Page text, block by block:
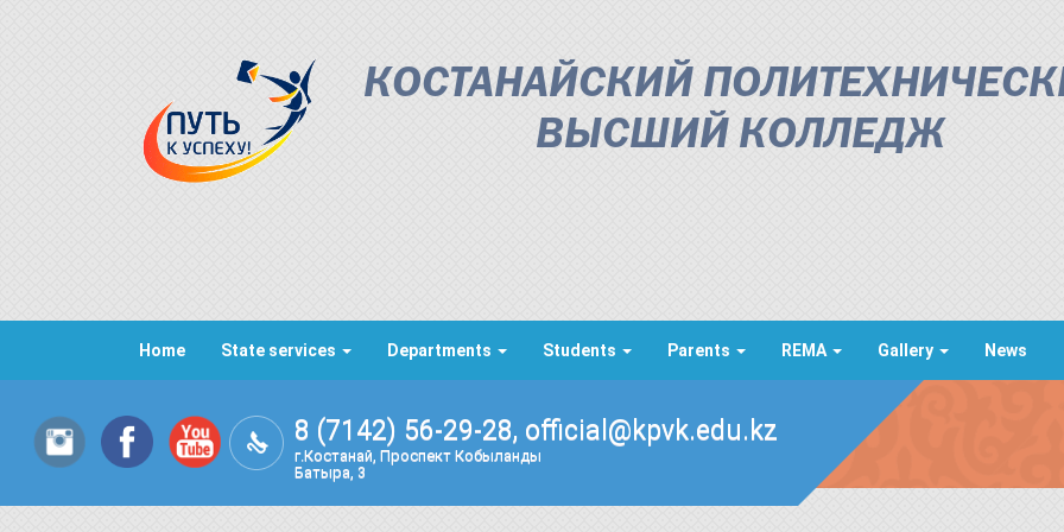
КОСТАНАЙСКИЙ
ВЫСШИЙ КОЛЛЕДЖ
Home State services Departments Students Parents REMA Gallery News
8 (7142) 56-29-28, official@kpvk.edu.kz
г.Костанай, Проспект Кобыланды
Батыра, 3